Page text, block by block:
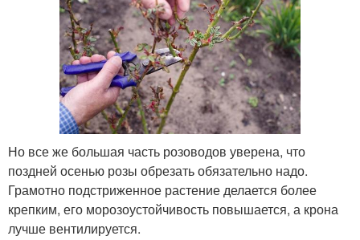
Но все же большая часть розоводов уверена, что
поздней осенью розы обрезать обязательно надо.
Грамотно подстриженное растение делается более
крепким, его морозоустойчивость повышается, а крона
лучше вентилируется.